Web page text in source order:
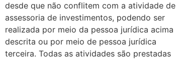
desde que não conflitem com a atividade de
assessoria de investimentos, podendo ser
realizada por meio da pessoa jurídica acima
descrita ou por meio de pessoa jurídica
terceira. Todas as atividades são prestadas